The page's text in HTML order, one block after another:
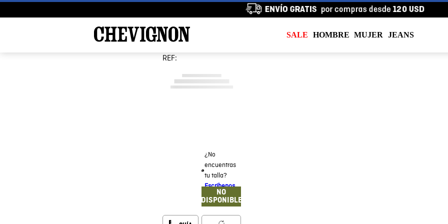
SALE HOMBRE MUJER JEANS
REF:
¿No
encuentras
tu talla?
Escribenos
NO
DISPONIBLE